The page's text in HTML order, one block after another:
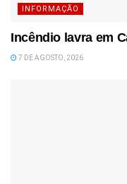
INFORMAÇÃO
Incêndio lavra em
7 DE AGOSTO, 2026